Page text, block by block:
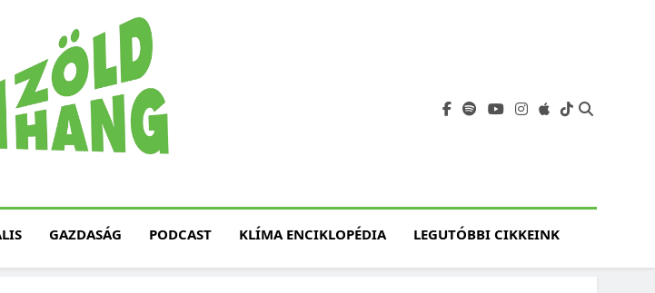
Fenntarthatóság, Jövő
GAZDASÁG PODCAST KLÍMA ENCIKLOPÉDIA LEGUTÓBBI CIKKEINK